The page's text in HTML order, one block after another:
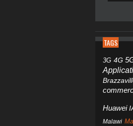
TAGS
3G 4G
Huawei
Malawi